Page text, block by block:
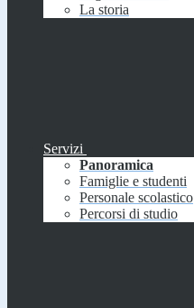
La storia
Servizi
Panoramica
Famiglie e studenti
Personale scolastico
Percorsi di studio